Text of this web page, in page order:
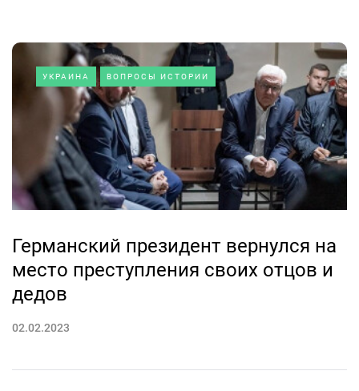
УКРАИНА ВОПРОСЫ ИСТОРИИ
Германский президент вернулся на
место преступления своих отцов и
дедов
02.02.2023